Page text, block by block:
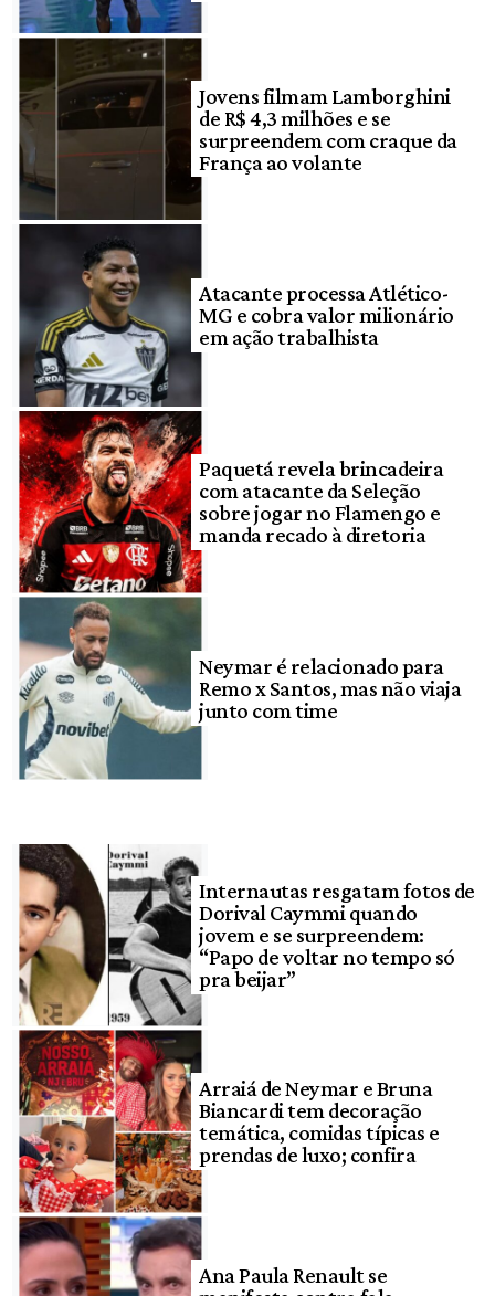
Jovens filmam Lamborghini
de R$ 4,3 milhões e se
surpreendem com craque da
França ao volante
Atacante processa Atlético-
MG e cobra valor milionário
em ação trabalhista
Paquetá revela brincadeira
com atacante da Seleção
sobre jogar no Flamengo e
manda recado à diretoria
Neymar é relacionado para
Remo x Santos, mas não viaja
junto com time
Internautas resgatam fotos de
Dorival Caymmi quando
jovem e se surpreendem:
“Papo de voltar no tempo só
pra beijar”
Arraiá de Neymar e Bruna
Biancardi tem decoração
temática, comidas típicas e
prendas de luxo; confira
Ana Paula Renault se